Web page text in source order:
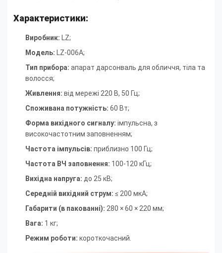
Характеристики:
Виробник: LZ;
Модель: LZ-006A;
Тип прибора: апарат дарсонваль для обличчя, тіла та
волосся;
Живлення: від мережі 220 В, 50 Гц;
Споживана потужність: 60 Вт;
Форма вихідного сигналу: імпульсна, з
високочастотним заповненням;
Частота імпульсів: приблизно 100 Гц;
Частота ВЧ заповнення: 100-120 кГц;
Вихідна напруга: до 25 кВ;
Середній вихідний струм: ≤ 200 мкА;
Габарити (в пакованні): 280 × 60 × 220 мм;
Вага: 1 кг;
Режим роботи: короткочасний.